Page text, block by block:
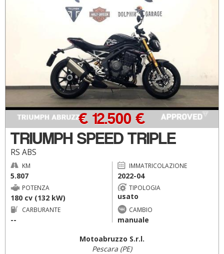
TRIUMPH SPEED TRIPLE
RS ABS
€ 12.500 €
KM
5.807
IMMATRICOLAZIONE
2022-04
POTENZA
180 cv (132 kW)
TIPOLOGIA
usato
CARBURANTE
--
CAMBIO
manuale
Motoabruzzo S.r.l.
Pescara (PE)